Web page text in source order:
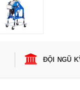
ĐỘI NGŨ